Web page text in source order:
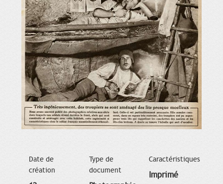
Date de
création
Type de
document
Caractéristiques
Imprimé